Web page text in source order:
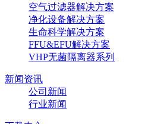
空气过滤器解决方案
净化设备解决方案
生命科学解决方案
FFU&EFU解决方案
VHP无菌隔离器系列
新闻资讯
公司新闻
行业新闻